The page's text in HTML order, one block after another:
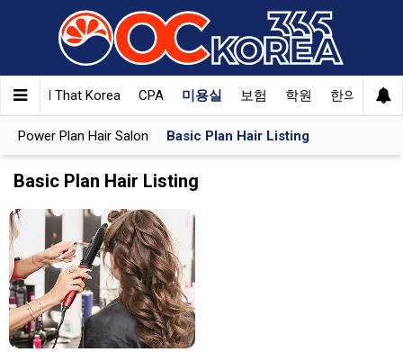
진 All That Korea CPA 미용실 보험 학원 한의원
Power Plan Hair Salon Basic Plan Hair Listing
Basic Plan Hair Listing